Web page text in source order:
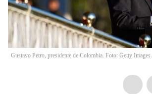
Gustavo Petro, presidente de Colombia. Foto: Getty Images.